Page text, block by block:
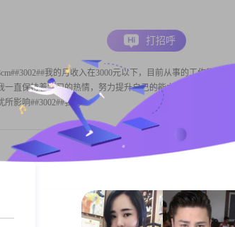
我的月收入在3000元以下，目前从事的工作稳
直保持着学习的热情，努力提升自己的能力和素养
所影响##3002##我对
打招呼
打招呼